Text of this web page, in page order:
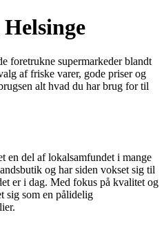
foretrukne supermarkeder blandt
af friske varer, gode priser og
alt hvad du har brug for til
en del af lokalsamfundet i mange
og har siden vokset sig til
er i dag. Med fokus på kvalitet og
sig som en pålidelig